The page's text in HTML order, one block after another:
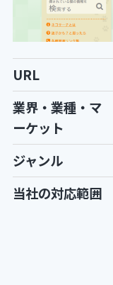
URL
業界・業種・マ
ーケット
ジャンル
当社の対応範囲